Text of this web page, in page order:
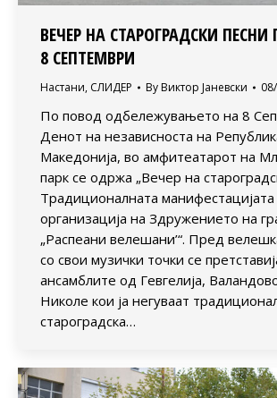
ВЕЧЕР НА СТАРОГРАДСКИ
8 СЕПТЕМВРИ
Настани, СЛИДЕР By Виктор Јаневски
По повод одбележувањето на 8
Денот на независноста на
Македонија, во амфитеатарот на
парк се одржа „Вечер на
Традиционалната манифестацијата
организација на Здружението на
„Распеани велешани’“. Пред
со свои музички точки се
ансамблите од Гевгелија,
Николе кои ја негуваат
староградска…